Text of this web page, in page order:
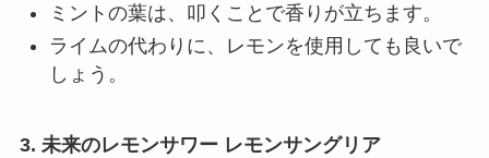
ミントの葉は、叩くことで香りが立ちます。
ライムの代わりに、レモンを使用しても良いで
しょう。
3. 未来のレモンサワー レモンサングリア